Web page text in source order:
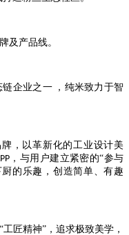
及产品线。
链企业之一
，纯米致力于智
牌，以⾰新化的 ⼯ 业设计美
，与用户建 ⽴紧密的“参与
的乐趣，创造简单、有趣
匠精神”，追求极致美学，